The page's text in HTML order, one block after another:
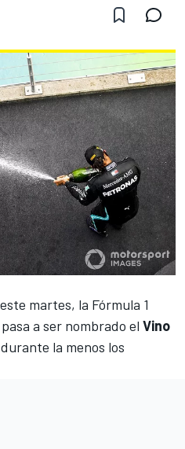
martes, la Fórmula 1
pasa a ser nombrado el Vino
la menos los